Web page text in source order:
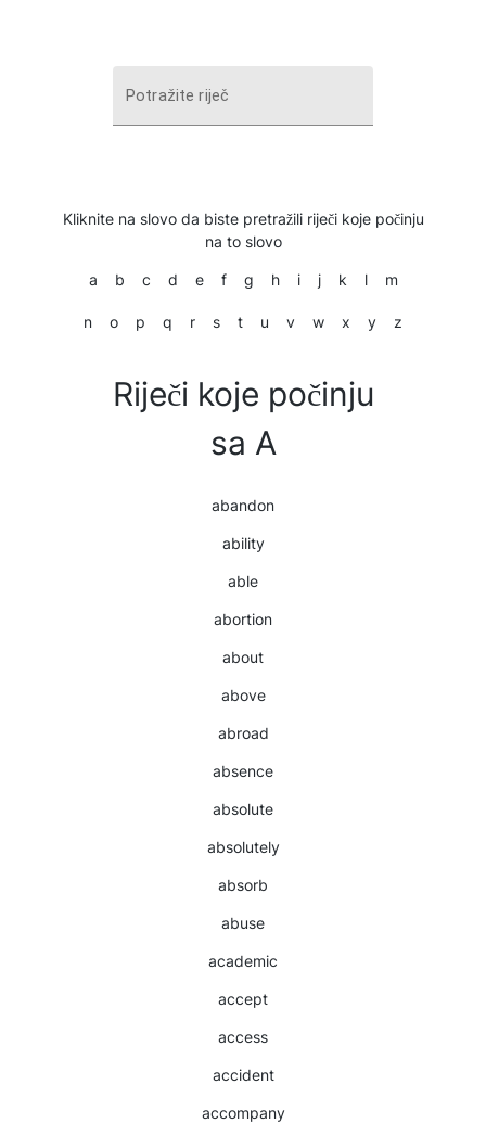
Potražite riječ
Kliknite na slovo da biste pretražili riječi koje počinju
na to slovo
a b c d e f g h i j k l m
n o p q r s t u v w x y z
Riječi koje počinju
sa A
abandon
ability
able
abortion
about
above
abroad
absence
absolute
absolutely
absorb
abuse
academic
accept
access
accident
accompany